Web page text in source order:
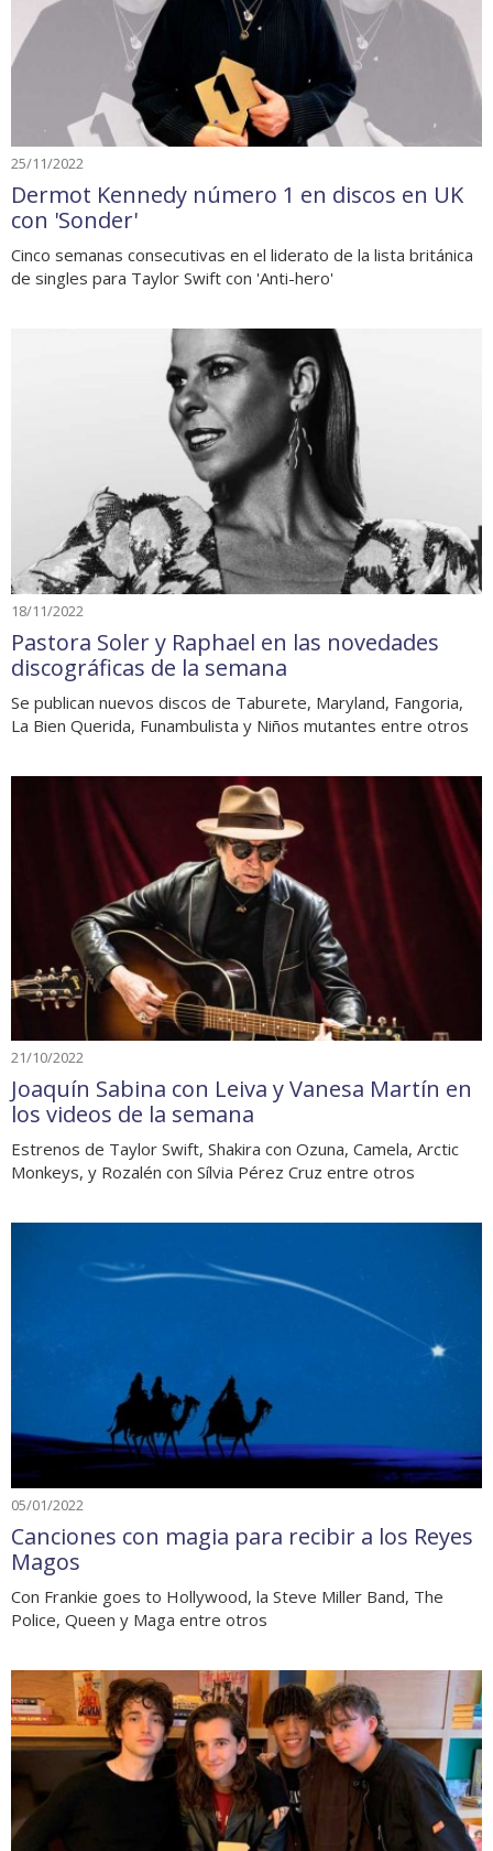
25/11/2022
Dermot Kennedy número 1 en discos en UK
con 'Sonder'
Cinco semanas consecutivas en el liderato de la lista británica
de singles para Taylor Swift con 'Anti-hero'
18/11/2022
Pastora Soler y Raphael en las novedades
discográficas de la semana
Se publican nuevos discos de Taburete, Maryland, Fangoria,
La Bien Querida, Funambulista y Niños mutantes entre otros
21/10/2022
Joaquín Sabina con Leiva y Vanesa Martín en
los videos de la semana
Estrenos de Taylor Swift, Shakira con Ozuna, Camela, Arctic
Monkeys, y Rozalén con Sílvia Pérez Cruz entre otros
05/01/2022
Canciones con magia para recibir a los Reyes
Magos
Con Frankie goes to Hollywood, la Steve Miller Band, The
Police, Queen y Maga entre otros